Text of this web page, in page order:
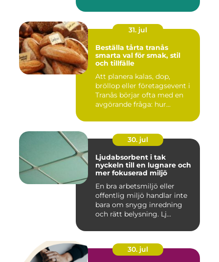
31. jul
Beställa tårta tranås
smarta val för smak, stil
och tillfälle
Att planera kalas, dop,
bröllop eller företagsevent i
Tranås börjar ofta med en
avgörande fråga: hur...
30. jul
Ljudabsorbent i tak
nyckeln till en lugnare och
mer fokuserad miljö
En bra arbetsmiljö eller
offentlig miljö handlar inte
bara om snygg inredning
och rätt belysning. Lj...
30. jul